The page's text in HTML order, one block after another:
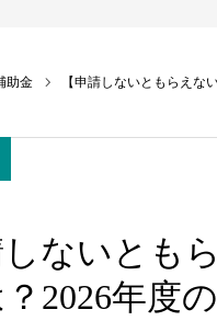
助金 【申請しないともらえな
しないとも
2026年度